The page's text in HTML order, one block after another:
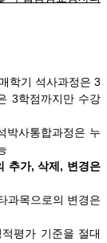
학기 석사과정은 3
3학점까지만 수강
사통합과정은 누
추가, 삭제, 변경은
과목으로의 변경은
평가 기준을 절대